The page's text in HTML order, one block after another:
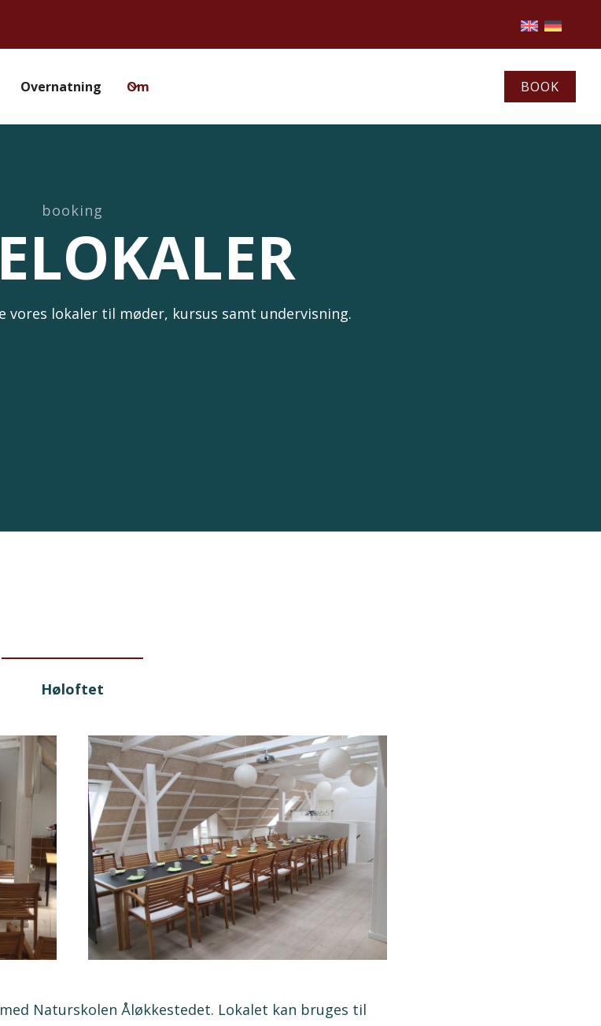
Overnatning Om BOOK
booking
vores lokaler til møder, kursus samt undervisning.
Høloftet
Naturskolen Åløkkestedet. Lokalet kan bruges til